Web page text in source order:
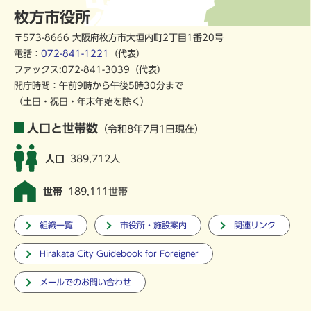
枚方市役所
〒573-8666 大阪府枚方市大垣内町2丁目1番20号
電話： 072-841-1221
（代表）
ファックス:072-841-3039（代表）
開庁時間：午前9時から午後5時30分まで
（土日・祝日・年末年始を除く）
人口と世帯数 （令和8年7月1日現在）
人口 389,712人
世帯 189,111世帯
組織一覧 市役所・施設案内 関連リンク
Hirakata City Guidebook for Foreigner
メールでのお問い合わせ